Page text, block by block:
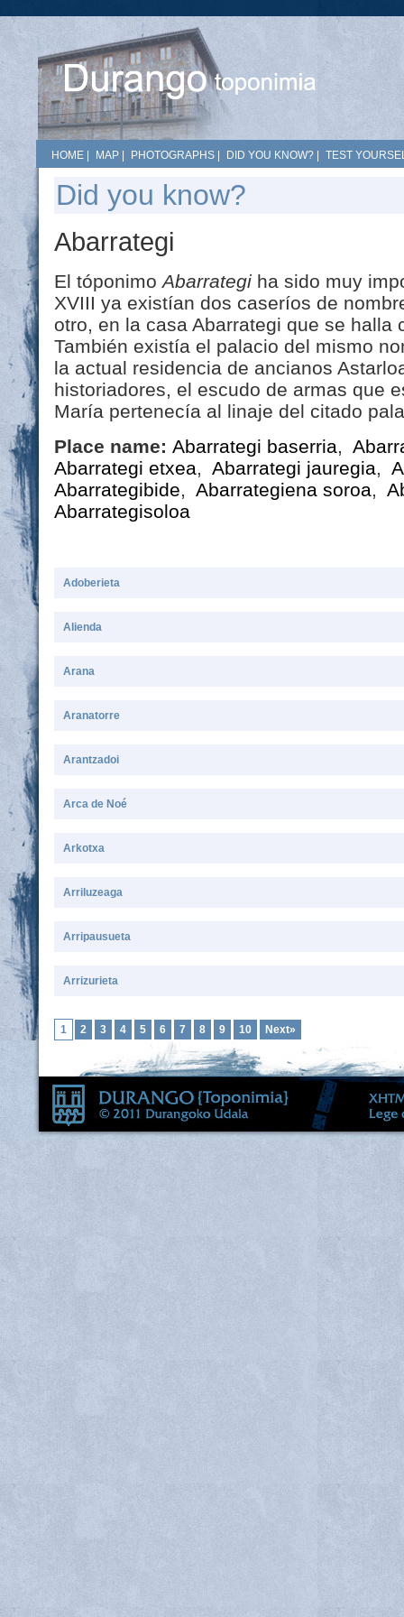
HOME MAP PHOTOGRAPHS DID YOU KNOW? TEST
Did you know?
Abarrategi
El tóponimoAbarrategi ha sido muy
XVIII ya existían dos caseríos de
otro, en la casa Abarrategi que se halla
También existía el palacio del mismo
la actual residencia de ancianos
historiadores, el escudo de armas que
María pertenecía al linaje del citado
Place name: Abarrategi baserria,
Abarrategi etxea, Abarrategi jauregia,
Abarrategibide, Abarrategiena soroa,
Abarrategisoloa
Adoberieta
Alienda
Arana
Aranatorre
Arantzadoi
Arca de Noé
Arkotxa
Arriluzeaga
Arripausueta
Arrizurieta
1 2 3 4 5 6 7 8 9 10 Next»